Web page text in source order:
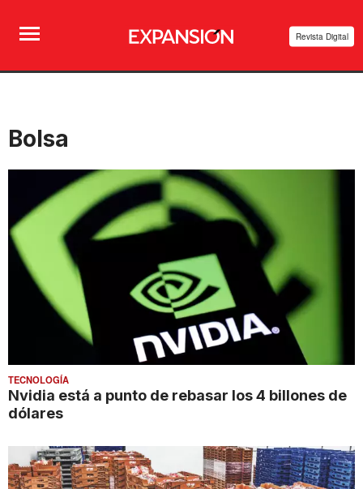
Revista Digital
Bolsa
TECNOLOGÍA
Nvidia está a punto de rebasar los 4 billones de
dólares